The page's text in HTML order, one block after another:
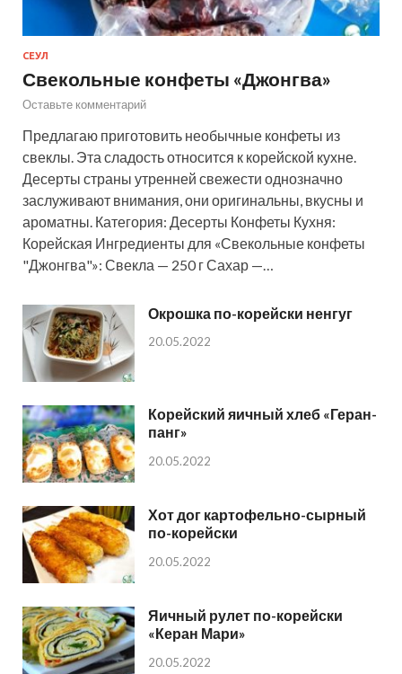
СЕУЛ
Свекольные конфеты «Джонгва»
Оставьте комментарий
Предлагаю приготовить необычные конфеты из
свеклы. Эта сладость относится к корейской кухне.
Десерты страны утренней свежести однозначно
заслуживают внимания, они оригинальны, вкусны и
ароматны. Категория: Десерты Конфеты Кухня:
Корейская Ингредиенты для «Свекольные конфеты
"Джонгва"»: Свекла — 250 г Сахар —…
Окрошка по-корейски ненгуг
20.05.2022
Корейский яичный хлеб «Геран-
панг»
20.05.2022
Хот дог картофельно-сырный
по-корейски
20.05.2022
Яичный рулет по-корейски
«Керан Мари»
20.05.2022